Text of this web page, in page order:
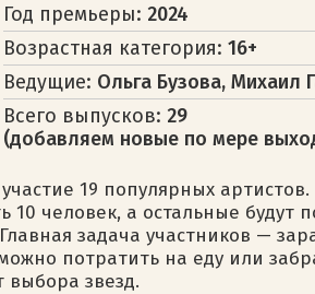
Год премьеры: 2024
Возрастная категория: 16+
Ведущие: Ольга Бузова, Михаил
Всего выпусков: 29
(добавляем новые по мере
19 популярных
10 человек, а остальные будут
задача участников —
потратить на еду или
выбора звезд.